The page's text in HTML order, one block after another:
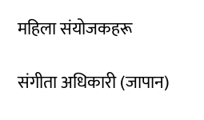
महिला संयोजकहरू
संगीता अधिकारी (जापान)